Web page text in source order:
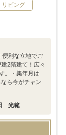
リビング
便利な立地でご
2階建て！広々
。・築年月は
ら今がチャン
光範